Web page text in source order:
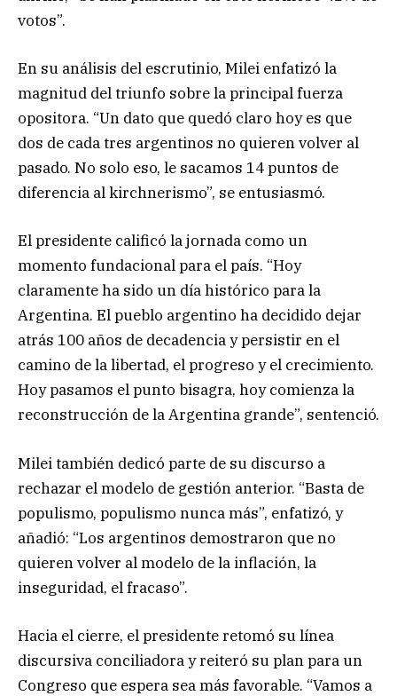
votos”.
En su análisis del escrutinio, Milei enfatizó la
magnitud del triunfo sobre la principal fuerza
opositora. “Un dato que quedó claro hoy es que
dos de cada tres argentinos no quieren volver al
pasado. No solo eso, le sacamos 14 puntos de
diferencia al kirchnerismo”, se entusiasmó.
El presidente calificó la jornada como un
momento fundacional para el país. “Hoy
claramente ha sido un día histórico para la
Argentina. El pueblo argentino ha decidido dejar
atrás 100 años de decadencia y persistir en el
camino de la libertad, el progreso y el crecimiento.
Hoy pasamos el punto bisagra, hoy comienza la
reconstrucción de la Argentina grande”, sentenció.
Milei también dedicó parte de su discurso a
rechazar el modelo de gestión anterior. “Basta de
populismo, populismo nunca más”, enfatizó, y
añadió: “Los argentinos demostraron que no
quieren volver al modelo de la inflación, la
inseguridad, el fracaso”.
Hacia el cierre, el presidente retomó su línea
discursiva conciliadora y reiteró su plan para un
Congreso que espera sea más favorable. “Vamos a